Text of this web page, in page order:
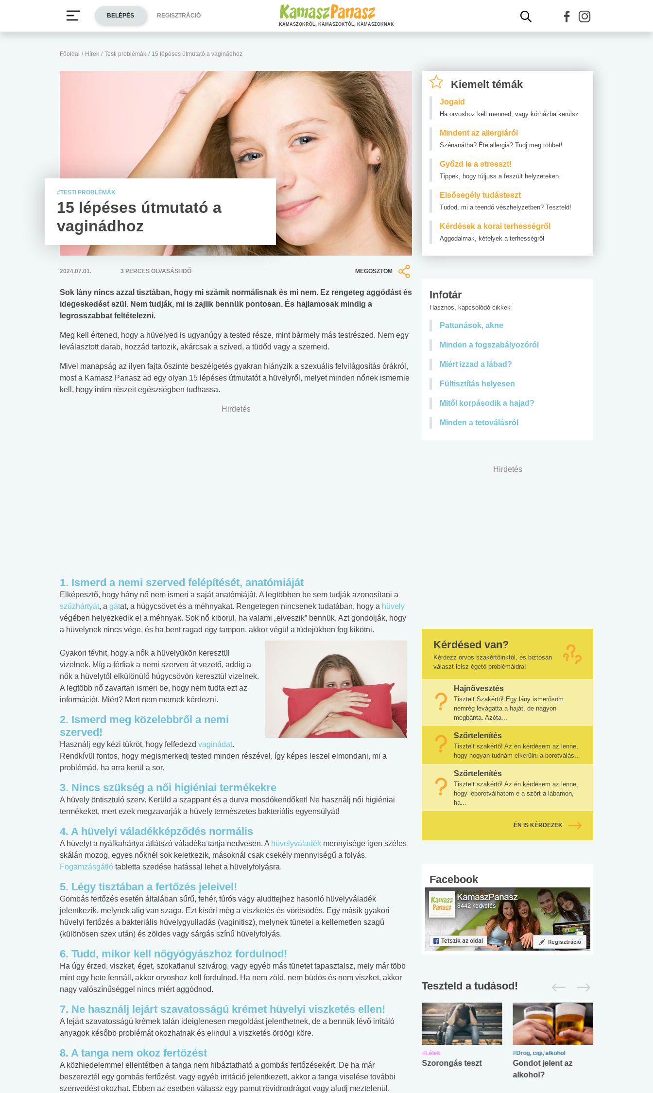
Főoldal / Hírek / Testi problémák / 15 lépéses útmutató a vaginádhoz
#TESTI PROBLÉMÁK
15 lépéses útmutató a
vaginádhoz
2024.07.01. 3 PERCES OLVASÁSI IDŐ MEGOSZTOM
Sok lány nincs azzal tisztában, hogy mi számít normálisnak és mi nem. Ez rengeteg aggódást és
idegeskedést szül. Nem tudják, mi is zajlik bennük pontosan. És hajlamosak mindig a
legrosszabbat feltételezni.
Meg kell értened, hogy a hüvelyed is ugyanúgy a tested része, mint bármely más testrészed. Nem egy
leválasztott darab, hozzád tartozik, akárcsak a szíved, a tüdőd vagy a szemeid.
Mivel manapság az ilyen fajta őszinte beszélgetés gyakran hiányzik a szexuális felvilágosítás órákról,
most a Kamasz Panasz ad egy olyan 15 lépéses útmutatót a hüvelyről, melyet minden nőnek ismernie
kell, hogy intim részeit egészségben tudhassa.
Hirdetés
1. Ismerd a nemi szerved felépítését, anatómiáját
Elképesztő, hogy hány nő nem ismeri a saját anatómiáját. A legtöbben be sem tudják azonosítani a
szűzhártyát, a gátat, a húgycsövet és a méhnyakat. Rengetegen nincsenek tudatában, hogy a hüvely
végében helyezkedik el a méhnyak. Sok nő kiborul, ha valami „elveszik” bennük. Azt gondolják, hogy
a hüvelynek nincs vége, és ha bent ragad egy tampon, akkor végül a tüdejükben fog kikötni.
Gyakori tévhit, hogy a nők a hüvelyükön keresztül
vizelnek. Míg a férfiak a nemi szerven át vezető, addig a
nők a hüvelytől elkülönülő húgycsövön keresztül vizelnek.
A legtöbb nő zavartan ismeri be, hogy nem tudta ezt az
információt. Miért? Mert nem mernek kérdezni.
2. Ismerd meg közelebbről a nemi
szerved!
Használj egy kézi tükröt, hogy felfedezd vaginádat.
Rendkívül fontos, hogy megismerkedj tested minden részével, így képes leszel elmondani, mi a
problémád, ha arra kerül a sor.
3. Nincs szükség a női higiéniai termékekre
A hüvely öntisztuló szerv. Kerüld a szappant és a durva mosdókendőket! Ne használj női higiéniai
termékeket, mert ezek megzavarják a hüvely természetes bakteriális egyensúlyát!
4. A hüvelyi váladékképződés normális
A hüvelyt a nyálkahártya átlátszó váladéka tartja nedvesen. A hüvelyváladék mennyisége igen széles
skálán mozog, egyes nőknél sok keletkezik, másoknál csak csekély mennyiségű a folyás.
Fogamzásgátló tabletta szedése hatással lehet a hüvelyfolyásra.
5. Légy tisztában a fertőzés jeleivel!
Gombás fertőzés esetén általában sűrű, fehér, túrós vagy aludttejhez hasonló hüvelyváladék
jelentkezik, melynek alig van szaga. Ezt kíséri még a viszketés és vörösödés. Egy másik gyakori
hüvelyi fertőzés a bakteriális hüvelygyulladás (vaginitisz), melynek tünetei a kellemetlen szagú
(különösen szex után) és zöldes vagy sárgás színű hüvelyfolyás.
6. Tudd, mikor kell nőgyógyászhoz fordulnod!
Ha úgy érzed, viszket, éget, szokatlanul szivárog, vagy egyéb más tünetet tapasztalsz, mely már több
mint egy hete fennáll, akkor orvoshoz kell fordulnod. Ha nem zöld, nem büdös és nem viszket, akkor
nagy valószínűséggel nincs miért aggódnod.
7. Ne használj lejárt szavatosságú krémet hüvelyi viszketés ellen!
A lejárt szavatosságú krémek talán ideiglenesen megoldást jelenthetnek, de a bennük lévő irritáló
anyagok később problémát okozhatnak és elindul a viszketés ördögi köre.
8. A tanga nem okoz fertőzést
A közhiedelemmel ellentétben a tanga nem hibáztatható a gombás fertőzésekért. De ha már
beszereztél egy gombás fertőzést, vagy egyéb irritáció jelentkezett, akkor a tanga viselése további
szenvedést okozhat. Ebben az esetben válassz egy pamut rövidnadrágot vagy aludj meztelenül.
Kiemelt témák
Jogaid
Ha orvoshoz kell menned, vagy kórházba kerülsz
Mindent az allergiáról
Szénanátha? Ételallergia? Tudj meg többet!
Győzd le a stresszt!
Tippek, hogy túljuss a feszült helyzeteken.
Elsősegély tudásteszt
Tudod, mi a teendő vészhelyzetben? Teszteld!
Kérdések a korai terhességről
Aggodalmak, kételyek a terhességről
Infotár
Hasznos, kapcsolódó cikkek
Pattanások, akne
Minden a fogszabályozóról
Miért izzad a lábad?
Fültisztítás helyesen
Mitől korpásodik a hajad?
Minden a tetoválásról
Hirdetés
Kérdésed van?
Kérdezz orvos szakértőinktől, és biztosan
választ lelsz égető problémáidra!
Hajnövesztés
Tisztelt Szakértő! Egy lány ismerősöm
nemrég levágatta a haját, de nagyon
megbánta. Azóta...
Szőrtelenítés
Tisztelt szakértő! Az én kérdésem az lenne,
hogy hogyan tudnám elkerülni a borotválás...
Szőrtelenítés
Tisztelt szakértő! Az én kérdésem az lenne,
hogy leborotválhatom e a szőrt a lábamon,
ha...
ÉN IS KÉRDEZEK
Facebook
Teszteld a tudásod!
#Zöldövezet
Mekkora az ökológiai
lábnyomod?
#Betegségek
Elsősegély
tudásteszt
Angol középfokú
nyelvvizsga teszt -
No.42
Internet-függőség
teszt
#Lélek
Szorongás teszt
#Drog, cigi, alkohol
Gondot jelent az
alkohol?
BELÉPÉS REGISZTRÁCIÓ
KAMASZOKRÓL, KAMASZOKTÓL, KAMASZOKNAK